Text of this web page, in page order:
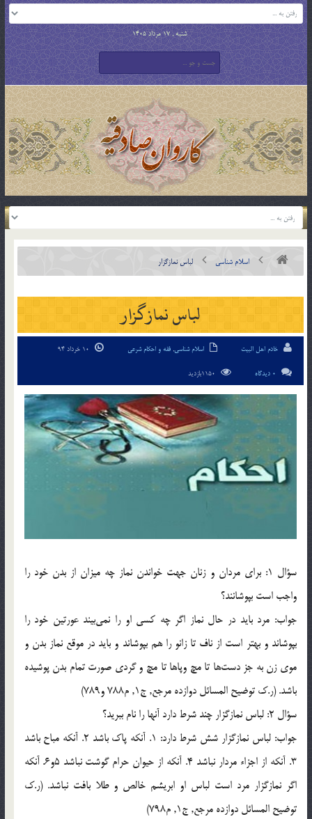
شنبه , 17 مرداد 1405
اسلام شناسی لباس نمازگزار
لباس نمازگزار
خادم اهل البیت اسلام شناسی, فقه و احکام شرعی
0 دیدگاه
سؤال 1: براي مردان و زنان جهت خواندن نماز چه ميزان از بدن خود را
واجب است بپوشانند؟
جواب: مرد بايد در حال نماز اگر چه كسي او را نمي‌بيند عورتين خود را
بپوشاند و بهتر است از ناف تا زانو را هم بپوشاند و بايد در موقع نماز بدن و
موي زن به جز دست‌ها تا مچ وپاها تا مچ و گردي صورت تمام بدن پوشيده
باشد. (ر.ک توضيح المسائل دوازده مرجع, ج1, م788 و789)
سؤال 2: لباس نمازگزار چند شرط دارد آنها را نام ببريد؟
جواب: لباس نمازگزار شش شرط دارد: 1. آنكه پاك باشد 2. آنكه مباح باشد
3. آنكه از اجزاء مردار نباشد 4. آنكه از حيوان حرام گوشت نباشد 5و6. آنكه
اگر نمازگزار مرد است لباس او ابريشم خالص و طلا بافت نباشد. (ر.ک
توضيح المسائل دوازده مرجع, ج1, م798)